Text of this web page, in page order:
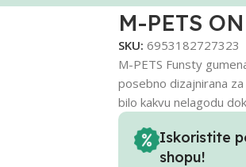
M-PETS
SKU: 6953182727323
M-PETS Funsty
posebno dizajnirana
bilo kakvu nelagodu
Iskoristite
shopu!